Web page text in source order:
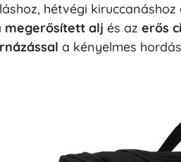
hétvégi kiruccanáshoz
megerősített alj és az erős
a kényelmes